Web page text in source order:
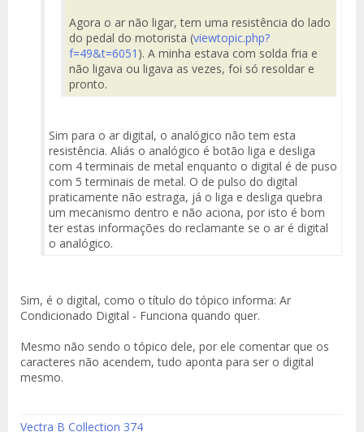
Agora o ar não ligar, tem uma resistência do lado
do pedal do motorista (viewtopic.php?
f=49&t=6051 ). A minha estava com solda fria e
não ligava ou ligava as vezes, foi só resoldar e
pronto.
Sim para o ar digital, o analógico não tem esta
resistência. Aliás o analógico é botão liga e desliga
com 4 terminais de metal enquanto o digital é de puso
com 5 terminais de metal. O de pulso do digital
praticamente não estraga, já o liga e desliga quebra
um mecanismo dentro e não aciona, por isto é bom
ter estas informações do reclamante se o ar é digital
o analógico.
Sim, é o digital, como o título do tópico informa: Ar
Condicionado Digital - Funciona quando quer.
Mesmo não sendo o tópico dele, por ele comentar que os
caracteres não acendem, tudo aponta para ser o digital
mesmo.
Vectra B Collection 374